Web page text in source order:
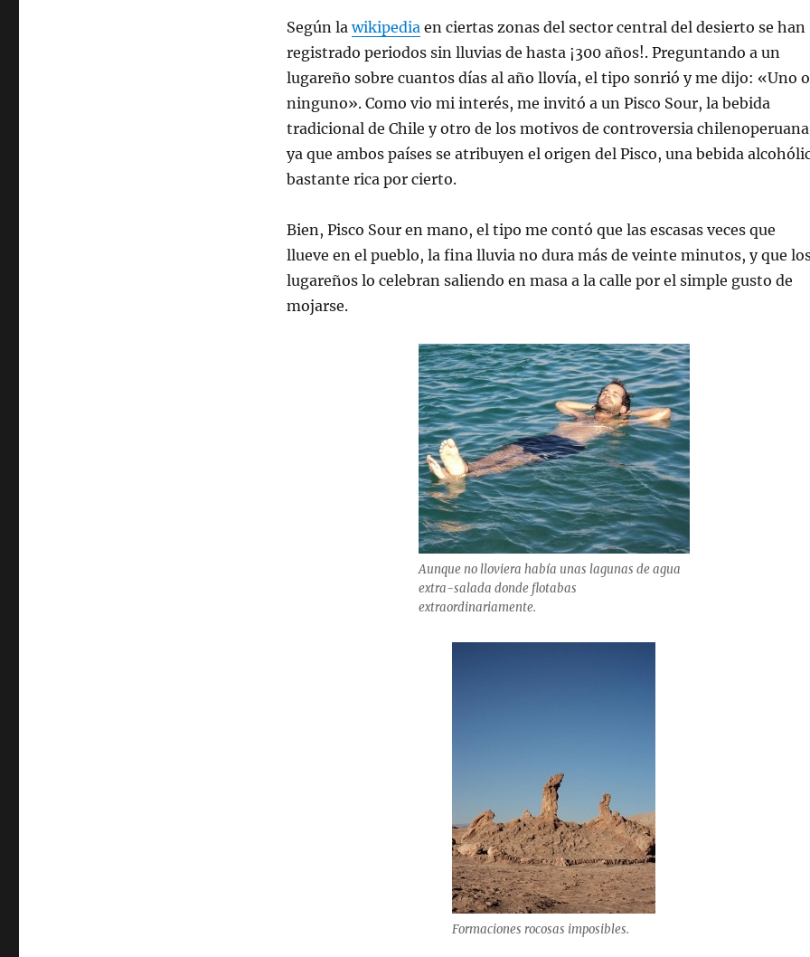
Según lawikipediaen ciertas zonas del sector central del desierto se han
registrado periodos sin lluvias de hasta ¡300 años!. Preguntando a un
lugareño sobre cuantos días al año llovía, el tipo sonrió y me dijo: «Uno o
ninguno». Como vio mi interés, me invitó a un Pisco Sour, la bebida
tradicional de Chile y otro de los motivos de controversia
ya que ambos países se atribuyen el origen del Pisco, una bebida
bastante rica por cierto.
Bien, Pisco Sour en mano, el tipo me contó que las escasas veces que
llueve en el pueblo, la fina lluvia no dura más de veinte minutos, y que
lugareños lo celebran saliendo en masa a la calle por el simple gusto de
mojarse.
Aunque no lloviera había unas lagunas de agua
extra-salada donde flotabas
extraordinariamente.
Formaciones rocosas imposibles.